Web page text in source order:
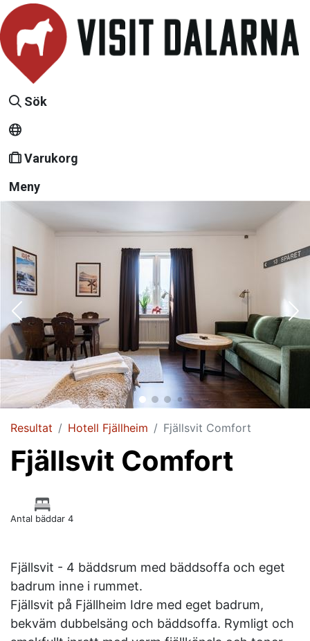
Sök
Varukorg
Meny
Resultat Hotell Fjällheim Fjällsvit Comfort
Fjällsvit Comfort
Antal bäddar 4
Fjällsvit - 4 bäddsrum med bäddsoffa och eget
badrum inne i rummet.
Fjällsvit på Fjällheim Idre med eget badrum,
bekväm dubbelsäng och bäddsoffa. Rymligt och